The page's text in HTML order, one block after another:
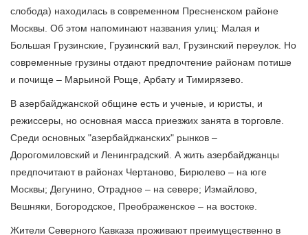
слобода) находилась в современном Пресненском районе
Москвы. Об этом напоминают названия улиц: Малая и
Большая Грузинские, Грузинский вал, Грузинский переулок. Но
современные грузины отдают предпочтение районам потише
и почище – Марьиной Роще, Арбату и Тимирязево.
В азербайджанской общине есть и ученые, и юристы, и
режиссеры, но основная масса приезжих занята в торговле.
Среди основных "азербайджанских" рынков –
Дорогомиловский и Ленинградский. А жить азербайджанцы
предпочитают в районах Чертаново, Бирюлево – на юге
Москвы; Дегунино, Отрадное – на севере; Измайлово,
Вешняки, Богородское, Преображенское – на востоке.
Жители Северного Кавказа проживают преимущественно в